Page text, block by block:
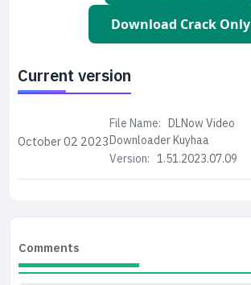
Download Crack Only
Current version
October 02 2023
File Name: DLNow Video
Downloader Kuyhaa
Version: 1.51.2023.07.09
Comments